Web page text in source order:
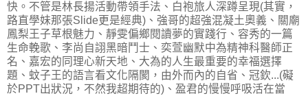
快。不管是林長揚活動帶領手法、白袍旅人深蹲呈現(其實，
路直學妹那張Slide更是經典)、強哥的超強混凝土奧義、關廟
鳳梨王子草根魅力、靜雯偏鄉閱讀夢的實踐行、容秀的一篇
生命輓歌、李尚自詡黑暗鬥士、奕萱幽默中為精神科醫師正
名、嘉宏的同理心新天地、大為的人生最重要的幸福選擇
題、蚊子王的語言看文化隔閡，由外而內的自省、冠欽...(礙
於PPT出狀況，不然我超期待的)、盈君的慢慢呼吸活在當